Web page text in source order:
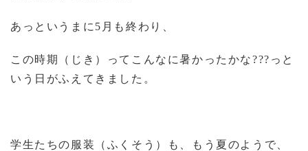
あっというまに 5 月も終わり、
この時期（じき）ってこんなに暑かったかな??? っと
いう日がふえてきました。
学生たちの服装（ふくそう）も、もう夏のようで、